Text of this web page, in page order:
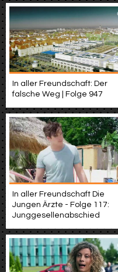
In aller Freundschaft: Der
falsche Weg | Folge 947
In aller Freundschaft Die
Jungen Ärzte - Folge 117:
Junggesellenabschied